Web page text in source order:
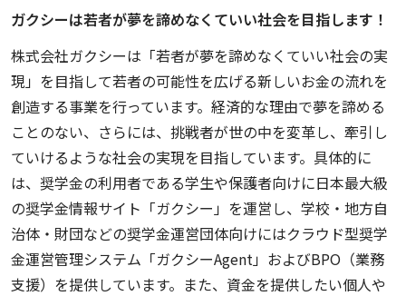
ガクシーは若者が夢を諦めなくていい社会を目指します！
株式会社ガクシーは「若者が夢を諦めなくていい社会の実
現」を目指して若者の可能性を広げる新しいお金の流れを
創造する事業を行っています。経済的な理由で夢を諦める
ことのない、さらには、挑戦者が世の中を変革し、牽引し
ていけるような社会の実現を目指しています。具体的に
は、奨学金の利用者である学生や保護者向けに日本最大級
の奨学金情報サイト「ガクシー」を運営し、学校・地方自
治体・財団などの奨学金運営団体向けにはクラウド型奨学
金運営管理システム「ガクシーAgent」およびBPO（業務
支援）を提供しています。また、資金を提供したい個人や